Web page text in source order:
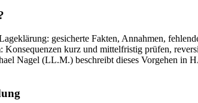
gesicherte Fakten, Annahmen,
kurz und mittelfristig prüfen,
Nagel (LL.M.) beschreibt dieses Vorgehen